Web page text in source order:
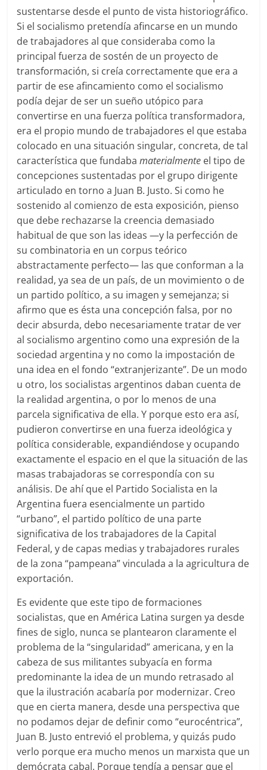
sustentarse desde el punto de vista historiográfico.
Si el socialismo pretendía afincarse en un mundo
de trabajadores al que consideraba como la
principal fuerza de sostén de un proyecto de
transformación, si creía correctamente que era a
partir de ese afincamiento como el socialismo
podía dejar de ser un sueño utópico para
convertirse en una fuerza política transformadora,
era el propio mundo de trabajadores el que estaba
colocado en una situación singular, concreta, de tal
característica que fundabamaterialmente el tipo de
concepciones sustentadas por el grupo dirigente
articulado en torno a Juan B. Justo. Si como he
sostenido al comienzo de esta exposición, pienso
que debe rechazarse la creencia demasiado
habitual de que son las ideas —y la perfección de
su combinatoria en un corpus teórico
abstractamente perfecto— las que conforman a la
realidad, ya sea de un país, de un movimiento o de
un partido político, a su imagen y semejanza; si
afirmo que es ésta una concepción falsa, por no
decir absurda, debo necesariamente tratar de ver
al socialismo argentino como una expresión de la
sociedad argentina y no como la impostación de
una idea en el fondo “extranjerizante”. De un modo
u otro, los socialistas argentinos daban cuenta de
la realidad argentina, o por lo menos de una
parcela significativa de ella. Y porque esto era así,
pudieron convertirse en una fuerza ideológica y
política considerable, expandiéndose y ocupando
exactamente el espacio en el que la situación de las
masas trabajadoras se correspondía con su
análisis. De ahí que el Partido Socialista en la
Argentina fuera esencialmente un partido
“urbano”, el partido político de una parte
significativa de los trabajadores de la Capital
Federal, y de capas medias y trabajadores rurales
de la zona “pampeana” vinculada a la agricultura de
exportación.
Es evidente que este tipo de formaciones
socialistas, que en América Latina surgen ya desde
fines de siglo, nunca se plantearon claramente el
problema de la “singularidad” americana, y en la
cabeza de sus militantes subyacía en forma
predominante la idea de un mundo retrasado al
que la ilustración acabaría por modernizar. Creo
que en cierta manera, desde una perspectiva que
no podamos dejar de definir como “eurocéntrica”,
Juan B. Justo entrevió el problema, y quizás pudo
verlo porque era mucho menos un marxista que un
demócrata cabal. Porque tendía a pensar que el